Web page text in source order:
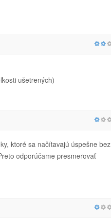
ušetrených)
ktoré sa načítavajú úspešne bez
odporúčame presmerovať